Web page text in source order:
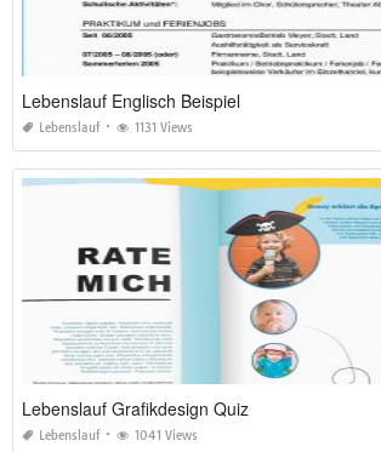
Lebenslauf Englisch Beispiel
Lebenslauf 1131 Views
Lebenslauf Grafikdesign Quiz
Lebenslauf 1041 Views